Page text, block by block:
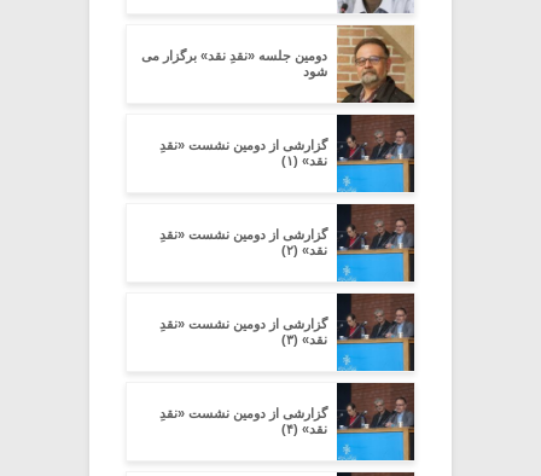
دومین جلسه «نقدِ نقد» برگزار می
شود
گزارشی از دومین نشست «نقدِ
نقد» (۱)
گزارشی از دومین نشست «نقدِ
نقد» (۲)
گزارشی از دومین نشست «نقدِ
نقد» (۳)
گزارشی از دومین نشست «نقدِ
نقد» (۴)